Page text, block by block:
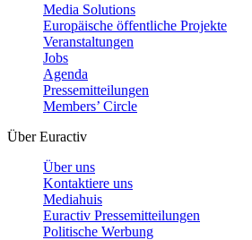
Media Solutions
Europäische öffentliche Projekte
Veranstaltungen
Jobs
Agenda
Pressemitteilungen
Members’ Circle
Über Euractiv
Über uns
Kontaktiere uns
Mediahuis
Euractiv Pressemitteilungen
Politische Werbung